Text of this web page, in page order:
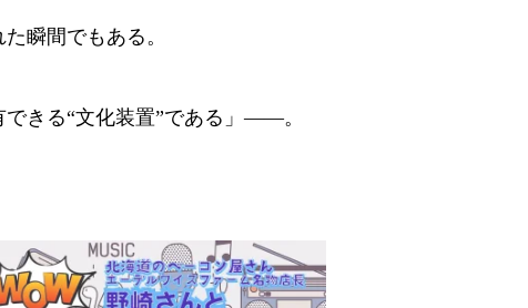
瞬間でもある。
できる“文化装置”である」――。